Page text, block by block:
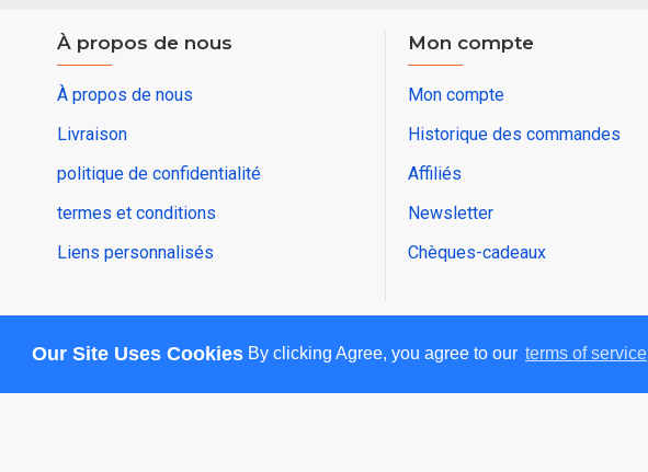
Our Site Uses Cookies By clicking Agree, you agree to our terms of service
À propos de nous
À propos de nous
Livraison
politique de confidentialité
termes et conditions
Liens personnalisés
Mon compte
Mon compte
Historique des commandes
Affiliés
Newsletter
Chèques-cadeaux
Copyright © 2025, sesdz , Tous droits réservés